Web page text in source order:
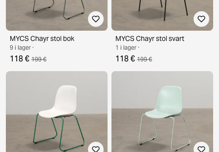
MYCS Chayr stol bok
9 i lager ·
118 € 199 €
MYCS Chayr stol svart
1 i lager ·
118 € 199 €